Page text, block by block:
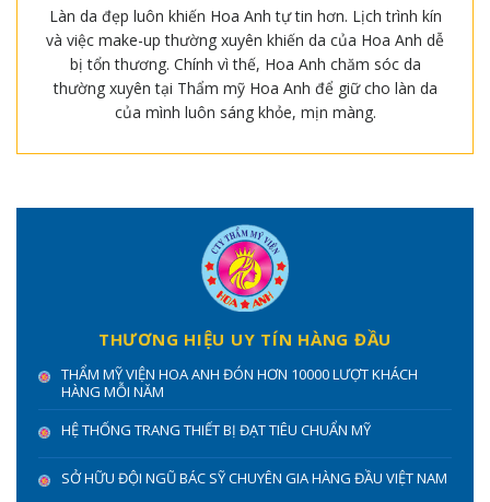
Làn da đẹp luôn khiến Hoa Anh tự tin hơn. Lịch trình kín
và việc make-up thường xuyên khiến da của Hoa Anh dễ
bị tổn thương. Chính vì thế, Hoa Anh chăm sóc da
thường xuyên tại Thẩm mỹ Hoa Anh để giữ cho làn da
của mình luôn sáng khỏe, mịn màng.
THƯƠNG HIỆU UY TÍN HÀNG ĐẦU
THẨM MỸ VIỆN HOA ANH ĐÓN HƠN 10000 LƯỢT KHÁCH
HÀNG MỖI NĂM
HỆ THỐNG TRANG THIẾT BỊ ĐẠT TIÊU CHUẨN MỸ
SỞ HỮU ĐỘI NGŨ BÁC SỸ CHUYÊN GIA HÀNG ĐẦU VIỆT NAM